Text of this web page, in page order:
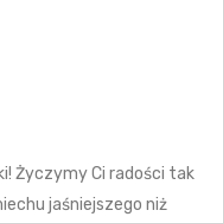
Życzymy Ci radości tak
jaśniejszego niż